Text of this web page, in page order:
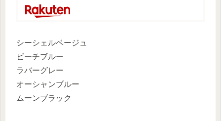
シーシェルベージュ
ビーチブルー
ラバーグレー
オーシャンブルー
ムーンブラック